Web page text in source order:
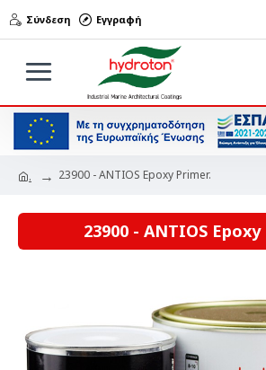
Σύνδεση Εγγραφή
. 23900 - ANTIOS Epoxy Primer.
23900 - ANTIOS